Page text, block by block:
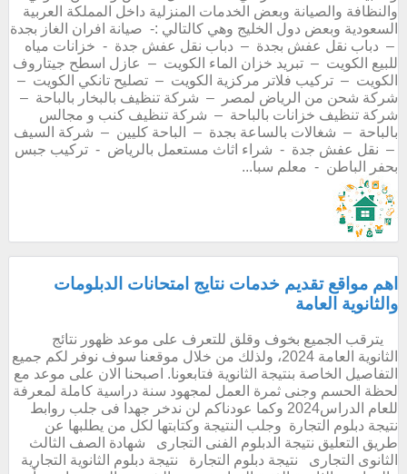
والنظافة والصيانة وبعض الخدمات المنزلية داخل المملكة العربية
السعودية وبعض دول الخليج وهي كالتالي :- صيانة افران الغاز بجدة
– دباب نقل عفش بجدة – دباب نقل عفش جدة - خزانات مياه
للبيع الكويت – تبريد خزان الماء الكويت – عازل اسطح جيتاروف
الكويت – تركيب فلاتر مركزية الكويت – تصليح تانكي الكويت –
شركة شحن من الرياض لمصر – شركة تنظيف بالبخار بالباحة –
شركة تنظيف خزانات بالباحة – شركة تنظيف كنب و مجالس
بالباحة – شغالات بالساعة بجدة – الباحة كليين – شركة السيف
– نقل عفش جدة - شراء اثاث مستعمل بالرياض - تركيب جبس
بحفر الباطن - معلم سبا...
اهم مواقع تقديم خدمات نتايج امتحانات الدبلومات
والثانوية العامة
يترقب الجميع بخوف وقلق للتعرف على موعد ظهور نتائج
الثانوية العامة 2024، ولذلك من خلال موقعنا سوف نوفر لكم جميع
التفاصيل الخاصة بنتيجة الثانوية فتابعونا. اصبحنا الان على موعد مع
لحظة الحسم وجنى ثمرة العمل لمجهود سنة دراسية كاملة لمعرفة
للعام الدراس2024 وكما عودناكم لن ندخر جهدا فى جلب روابط
نتيجة دبلوم التجارة وجلب النتيجة وكتابتها لكل من يطلبها عن
طريق التعليق نتيجة الدبلوم الفنى التجارى شهادة الصف الثالث
الثانوى التجارى نتيجة دبلوم التجارة نتيجة دبلوم الثانوية التجارية